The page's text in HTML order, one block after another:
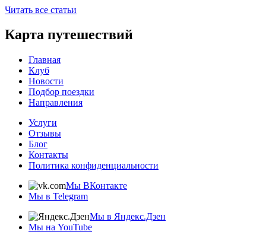
Читать все статьи
Карта путешествий
Главная
Клуб
Новости
Подбор поездки
Направления
Услуги
Отзывы
Блог
Контакты
Политика конфиденциальности
Мы ВКонтакте
Мы в Telegram
Мы в Яндекс.Дзен
Мы на YouTube